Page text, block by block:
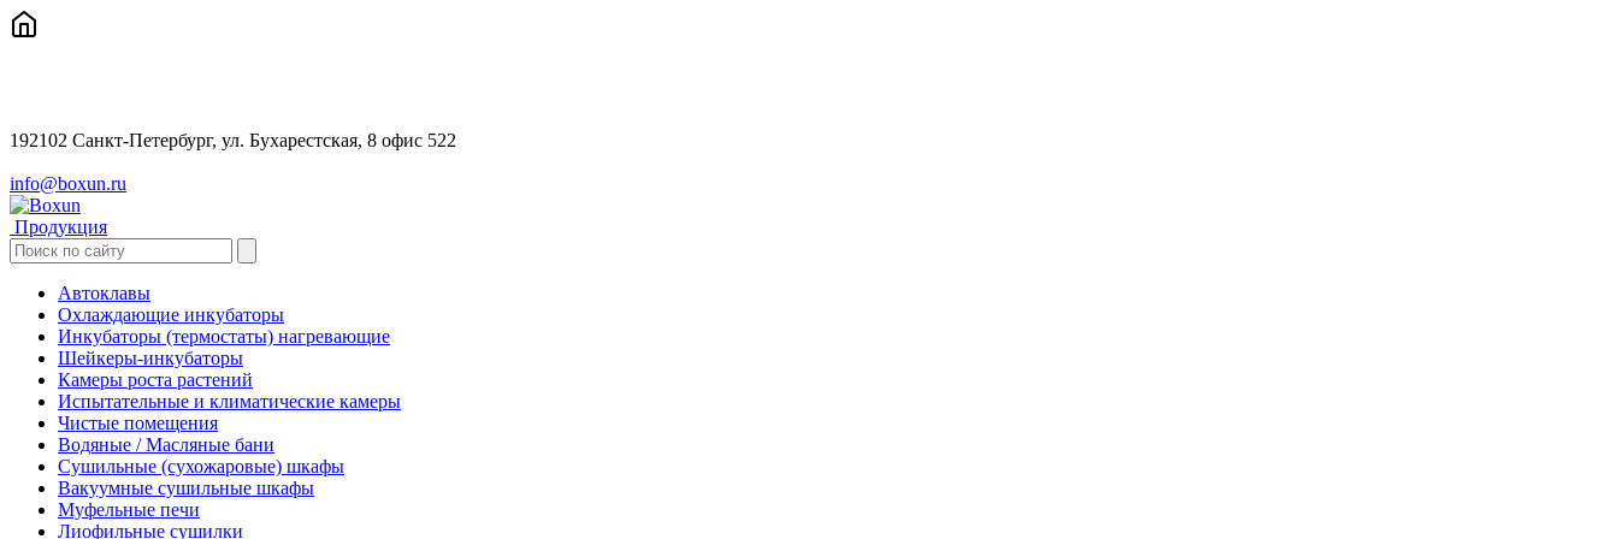
192102 Санкт-Петербург, ул. Бухарестская, 8 офис 522
info@boxun.ru
Продукция
Автоклавы
Охлаждающие инкубаторы
Инкубаторы (термостаты) нагревающие
Шейкеры-инкубаторы
Камеры роста растений
Испытательные и климатические камеры
Чистые помещения
Водяные / Масляные бани
Сушильные (сухожаровые) шкафы
Вакуумные сушильные шкафы
Муфельные печи
Лиофильные сушилки